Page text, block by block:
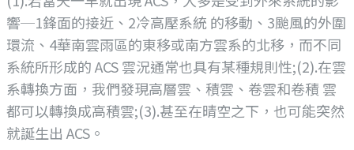
響─1鋒面的接近、2冷高壓系統 的移動、3颱風的外圍
環流、4華南雲雨區的東移或南方雲系的北移，而不同
系統所形成的 ACS 雲況通常也具有某種規則性;(2).在雲
系轉換方面，我們發現高層雲、積雲、卷雲和卷積 雲
都可以轉換成高積雲;(3).甚至在晴空之下，也可能突然
就誕生出 ACS。